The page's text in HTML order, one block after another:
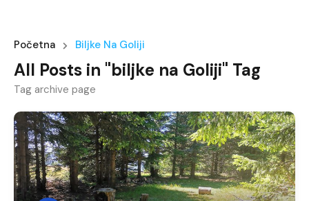
Početna Biljke Na Goliji
All Posts in "biljke na Goliji" Tag
Tag archive page